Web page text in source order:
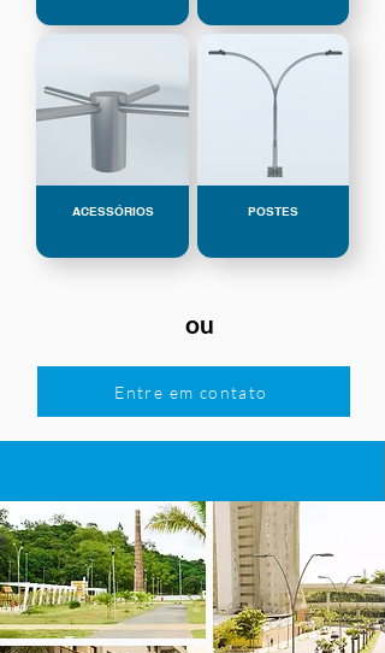
ACESSÓRIOS POSTES
ou
Entre em contato